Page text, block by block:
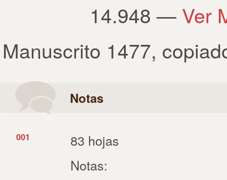
14.948 — Ver
Manuscrito 1477,
Notas
001
83 hojas
Notas: